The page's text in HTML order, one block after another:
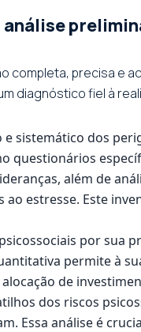
análise
completa, precisa e
diagnóstico fiel à
sistemático dos
questionários
além de
estresse. Este
por sua
permite à
de
dos riscos
Essa análise é